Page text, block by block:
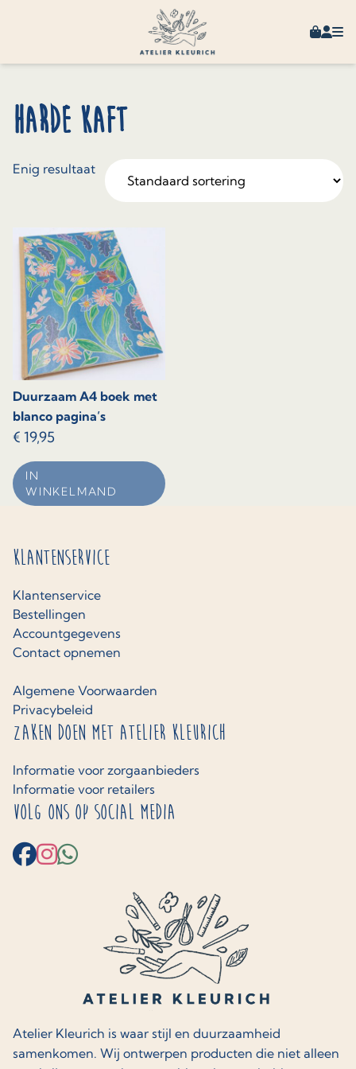
Mijn
Harde kaft
Enig resultaat
Duurzaam A4 boek met
blanco pagina’s
€ 19,95
IN
WINKELMAND
Klantenservice
Klantenservice
Bestellingen
Accountgegevens
Contact opnemen
Algemene Voorwaarden
Privacybeleid
Zaken doen met Atelier Kleurich
Informatie voor zorgaanbieders
Informatie voor retailers
Volg ons op social media
Atelier Kleurich is waar stijl en duurzaamheid
samenkomen. Wij ontwerpen producten die niet alleen